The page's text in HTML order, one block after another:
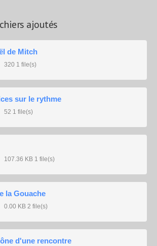
ajoutés
de Mitch
320 1 file(s)
sur le rythme
52 1 file(s)
107.36 KB 1 file(s)
la Gouache
0.00 KB 2 file(s)
d'une rencontre